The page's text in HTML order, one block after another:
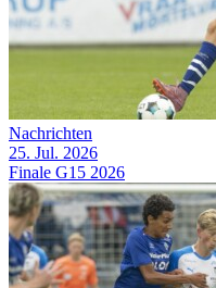
Nachrichten
25. Jul. 2026
Finale G15 2026